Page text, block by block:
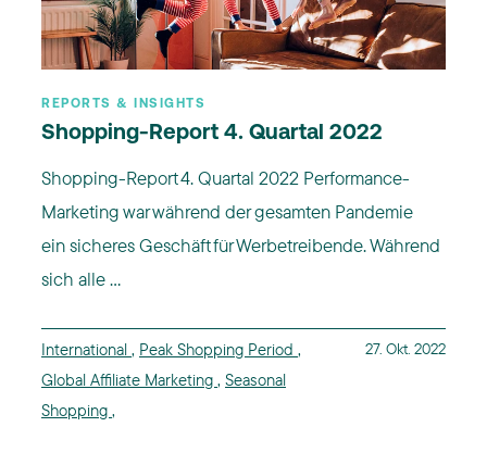
REPORTS & INSIGHTS
Shopping-Report 4. Quartal 2022
Shopping-Report 4. Quartal 2022 Performance-
Marketing war während der gesamten Pandemie
ein sicheres Geschäft für Werbetreibende. Während
sich alle ...
International , Peak Shopping Period ,
Global Affiliate Marketing , Seasonal
Shopping ,
27. Okt. 2022